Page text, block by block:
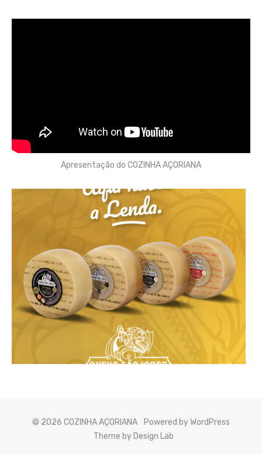
Apresentação do COZINHA AÇORIANA
© 2026 COZINHA AÇORIANA
Powered by WordPress
Theme by Design Lab